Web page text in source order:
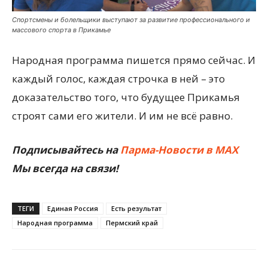
Спортсмены и болельщики выступают за развитие профессионального и
массового спорта в Прикамье
Народная программа пишется прямо сейчас. И
каждый голос, каждая строчка в ней – это
доказательство того, что будущее Прикамья
строят сами его жители. И им не всё равно.
Подписывайтесь наПарма-Новости в МАХ
Мы всегда на связи!
ТЕГИ Единая Россия
Есть результат
Народная программа
Пермский край